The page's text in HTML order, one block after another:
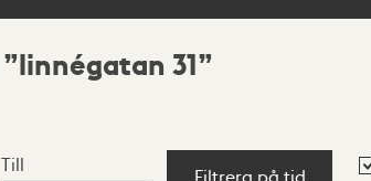
linnégatan 31
Till
Filtrera på tid